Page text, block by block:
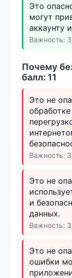
Это
могут
аккаунту
Важность:
Почему
балл: 11
Это не
Важность:
Это не
и
данных.
Важность:
Это не
ошибки